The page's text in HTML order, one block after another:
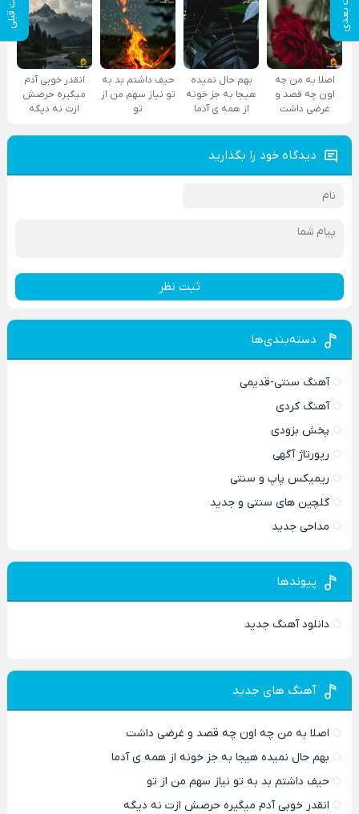
اصلا به من چه
اون چه قصد و
غرضی داشت
بهم حال نمیده
هیجا به جز خونه
از همه ی آدما
حیف داشتم بد به
تو نیاز سهم من از
تو
انقدر خوبی آدم
میگیره حرصش
ازت نه دیگه
دیدگاه خود را بگذارید
ثبت نظر
دسته‌بندی‌ها
آهنگ سنتی-قدیمی
آهنگ کردی
پخش بزودی
رپورتاژ آگهی
ریمیکس پاپ و سنتی
گلچین های سنتی و جدید
مداحی جدید
پیوندها
دانلود آهنگ جدید
آهنگ های جدید
اصلا به من چه اون چه قصد و غرضی داشت
بهم حال نمیده هیجا به جز خونه از همه ی آدما
حیف داشتم بد به تو نیاز سهم من از تو
انقدر خوبی آدم میگیره حرصش ازت نه دیگه